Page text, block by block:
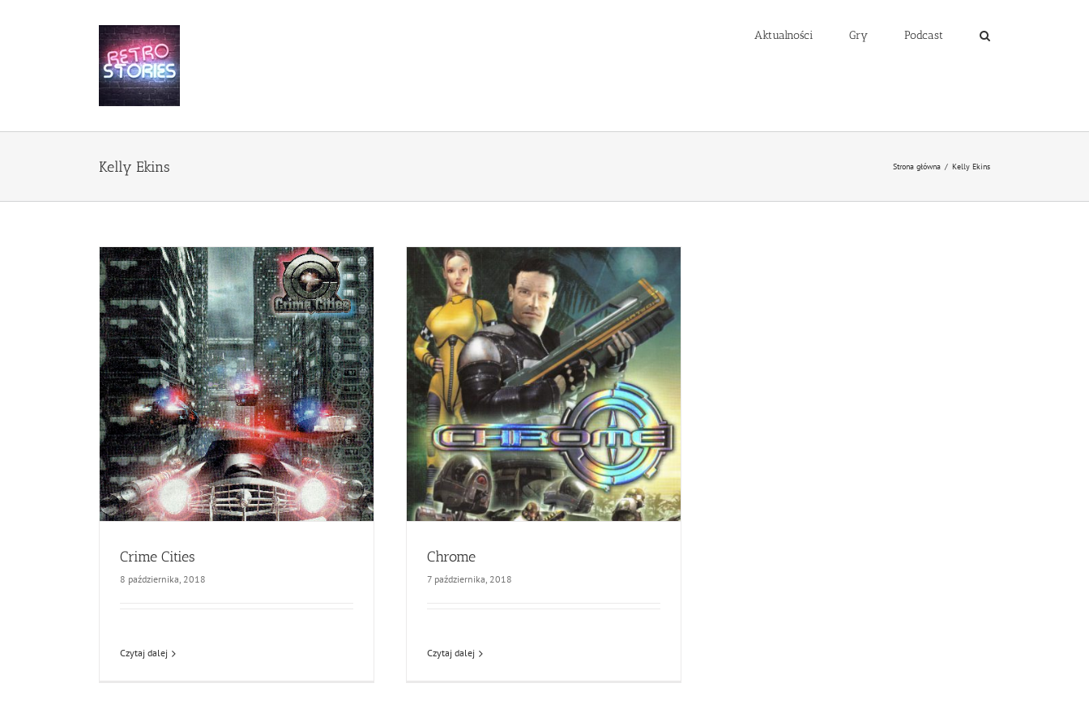
Aktualności Gry Podcast
Kelly Ekins Strona główna / Kelly Ekins
Crime Cities
8 października, 2018
Czytaj dalej
Chrome
7 października, 2018
Czytaj dalej